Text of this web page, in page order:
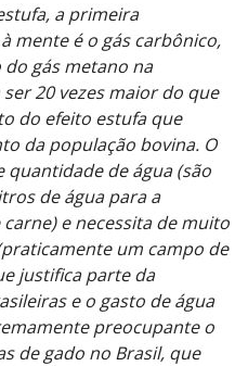
a primeira
mente é o gás carbônico,
gás metano na
20 vezes maior do que
do efeito estufa que
da população bovina. O
de água (são
de água para a
e necessita de muito
um campo de
justifica parte da
e o gasto de água
preocupante o
de gado no Brasil, que